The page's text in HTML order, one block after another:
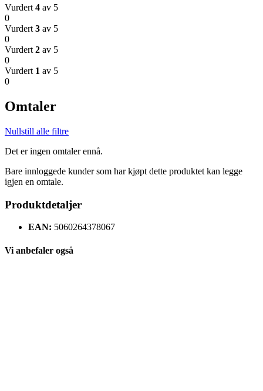
Vurdert 4 av 5
0
Vurdert 3 av 5
0
Vurdert 2 av 5
0
Vurdert 1 av 5
0
Omtaler
Nullstill alle filtre
Det er ingen omtaler ennå.
Bare innloggede kunder som har kjøpt dette produktet kan legge
igjen en omtale.
Produktdetaljer
EAN: 5060264378067
Vi anbefaler også